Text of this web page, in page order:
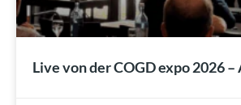
Live von der COGD expo 2026 –